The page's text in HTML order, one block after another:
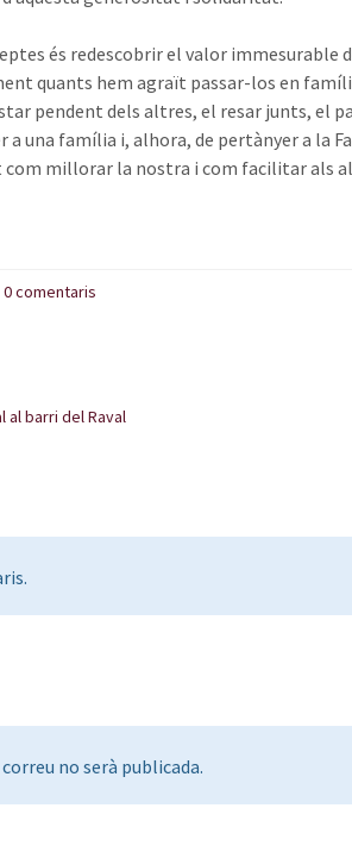
és redescobrir el valor immesurable
quants hem agraït passar-los en
pendent dels altres, el resar junts,
una família i, alhora, de pertànyer a la
millorar la nostra i com facilitar als
0 comentaris
al barri del Raval
correu no serà publicada.